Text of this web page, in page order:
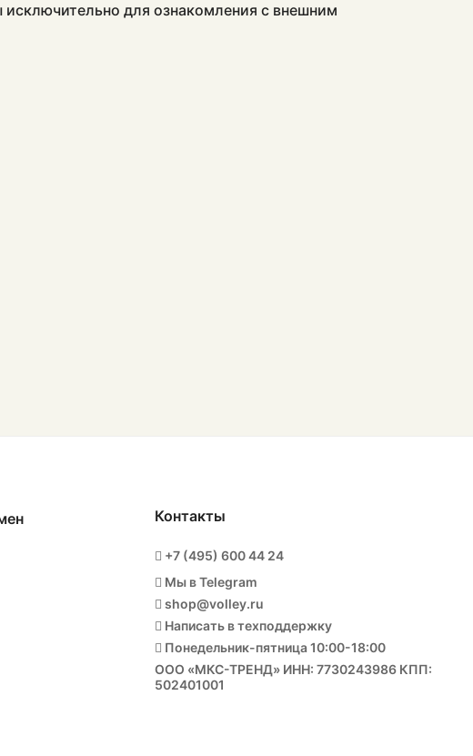
для ознакомления с внешним
Контакты
+7 (495) 600 44 24
Мы в Telegram
shop@volley.ru
Написать в техподдержку
Понедельник-пятница 10:00-18:00
ООО «МКС-ТРЕНД» ИНН: 7730243986 КПП:
502401001